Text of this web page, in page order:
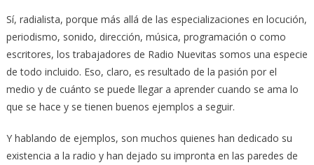
Sí, radialista, porque más allá de las especializaciones en locución,
periodismo, sonido, dirección, música, programación o como
escritores, los trabajadores de Radio Nuevitas somos una especie
de todo incluido. Eso, claro, es resultado de la pasión por el
medio y de cuánto se puede llegar a aprender cuando se ama lo
que se hace y se tienen buenos ejemplos a seguir.
Y hablando de ejemplos, son muchos quienes han dedicado su
existencia a la radio y han dejado su impronta en las paredes de